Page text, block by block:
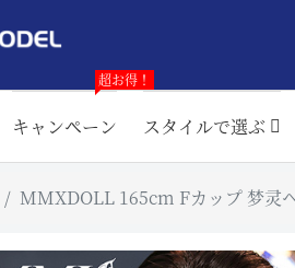
キャンペーン
超お得！
スタイルで選ぶ
MMXDOLL 165cm Fカップ 梦灵